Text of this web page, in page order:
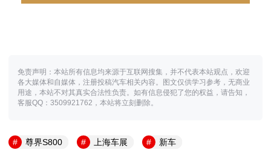
免责声明：本站所有信息均来源于互联网搜集，并不代表本站观点，欢迎
各大媒体和自媒体，注册投稿汽车相关内容。图文仅供学习参考，无商业
用途，本站不对其真实合法性负责。如有信息侵犯了您的权益，请告知，
客服QQ：3509921762，本站将立刻删除。
尊界S800 上海车展 新车